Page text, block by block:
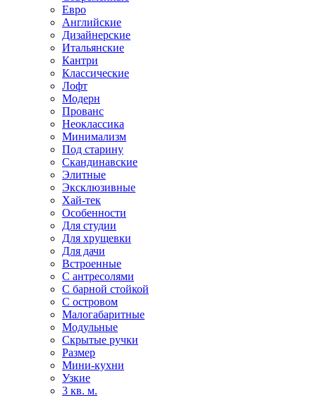
Евро
Английские
Дизайнерские
Итальянские
Кантри
Классические
Лофт
Модерн
Прованс
Неоклассика
Минимализм
Под старину
Скандинавские
Элитные
Эксклюзивные
Хай-тек
Особенности
Для студии
Для хрущевки
Для дачи
Встроенные
С антресолями
С барной стойкой
С островом
Малогабаритные
Модульные
Скрытые ручки
Размер
Мини-кухни
Узкие
3 кв. м.